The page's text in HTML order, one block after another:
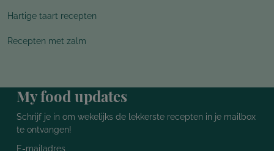
Hartige taart recepten
Recepten met zalm
My food updates
Schrijf je in om wekelijks de lekkerste recepten in je mailbox
te ontvangen!
E-mailadres